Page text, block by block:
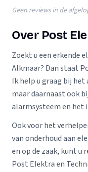
Geen reviews in de
Over Post
Zoekt u een erkende
Alkmaar? Dan staat
Ik help u graag bij
maar daarnaast ook
alarmsysteem en het
Ook voor het
van onderhoud aan
en op de zaak, kunt u
Post Elektra en